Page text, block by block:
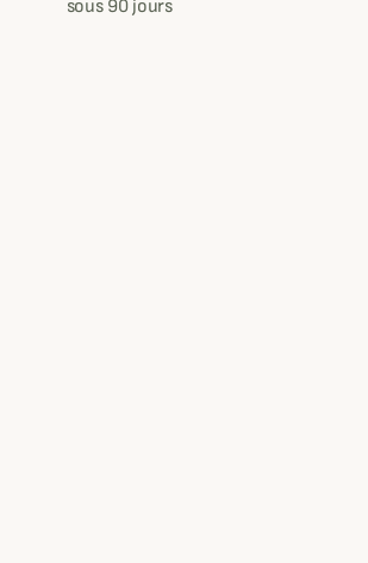
sous 90 jours